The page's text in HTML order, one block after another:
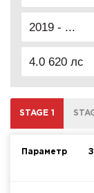
2019 - ...
4.0 620 лс
STAGE 1
Параметр